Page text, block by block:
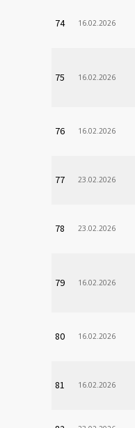
74 16.02.2026
75 16.02.2026
76 16.02.2026
77 23.02.2026
78 23.02.2026
79 16.02.2026
80 16.02.2026
81 16.02.2026